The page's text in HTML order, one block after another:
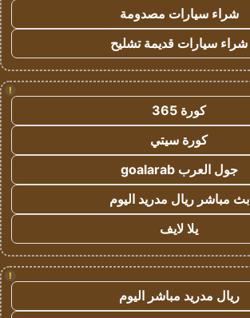
شراء سيارات مصدومة
شراء سيارات قديمة تشليح
!
كورة 365
كورة سيتي
جول العرب goalarab
بث مباشر ريال مدريد اليوم
يلا لايف
!
ريال مدريد مباشر اليوم